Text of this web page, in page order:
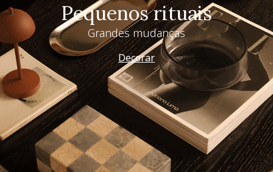
Pequenos rituais
Grandes mudanças
Decorar